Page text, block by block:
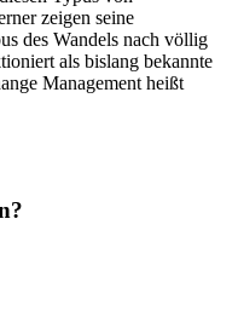
zeigen seine
des Wandels nach völlig
als bislang bekannte
Management heißt